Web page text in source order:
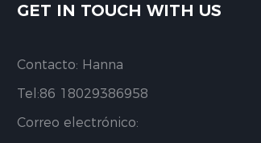
GET IN TOUCH WITH US
Contacto: Hanna
Tel:86 18029386958
Correo electrónico: